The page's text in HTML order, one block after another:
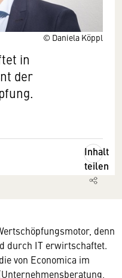
© Daniela Köppl
in
der
Inhalt
teilen
denn
durch IT erwirtschaftet.
von Economica im